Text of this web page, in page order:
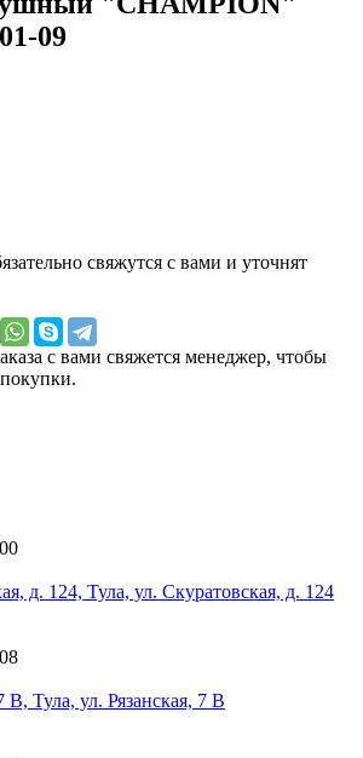
09
свяжутся с вами и уточнят
с вами свяжется менеджер, чтобы
д. 124, Тула, ул. Скуратовская, д. 124
В, Тула, ул. Рязанская, 7 В